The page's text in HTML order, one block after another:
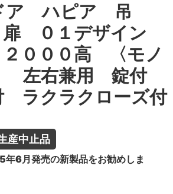
ア ハピア 吊
０１デザイン
０００高 〈モノ
左右兼用 錠付
ラクラクローズ付
中止品
6月発売の新製品をお勧めしま